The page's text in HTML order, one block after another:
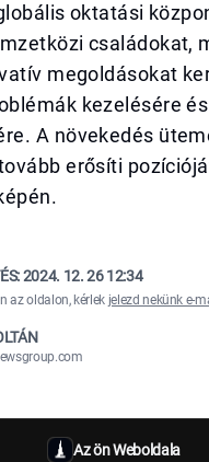
oktatási
családokat,
megoldásokat
kezelésére
A növekedés
erősíti
2024. 12. 26 12:34
az oldalon, kérlek jelezd nekünk e-
Az ön Weboldala